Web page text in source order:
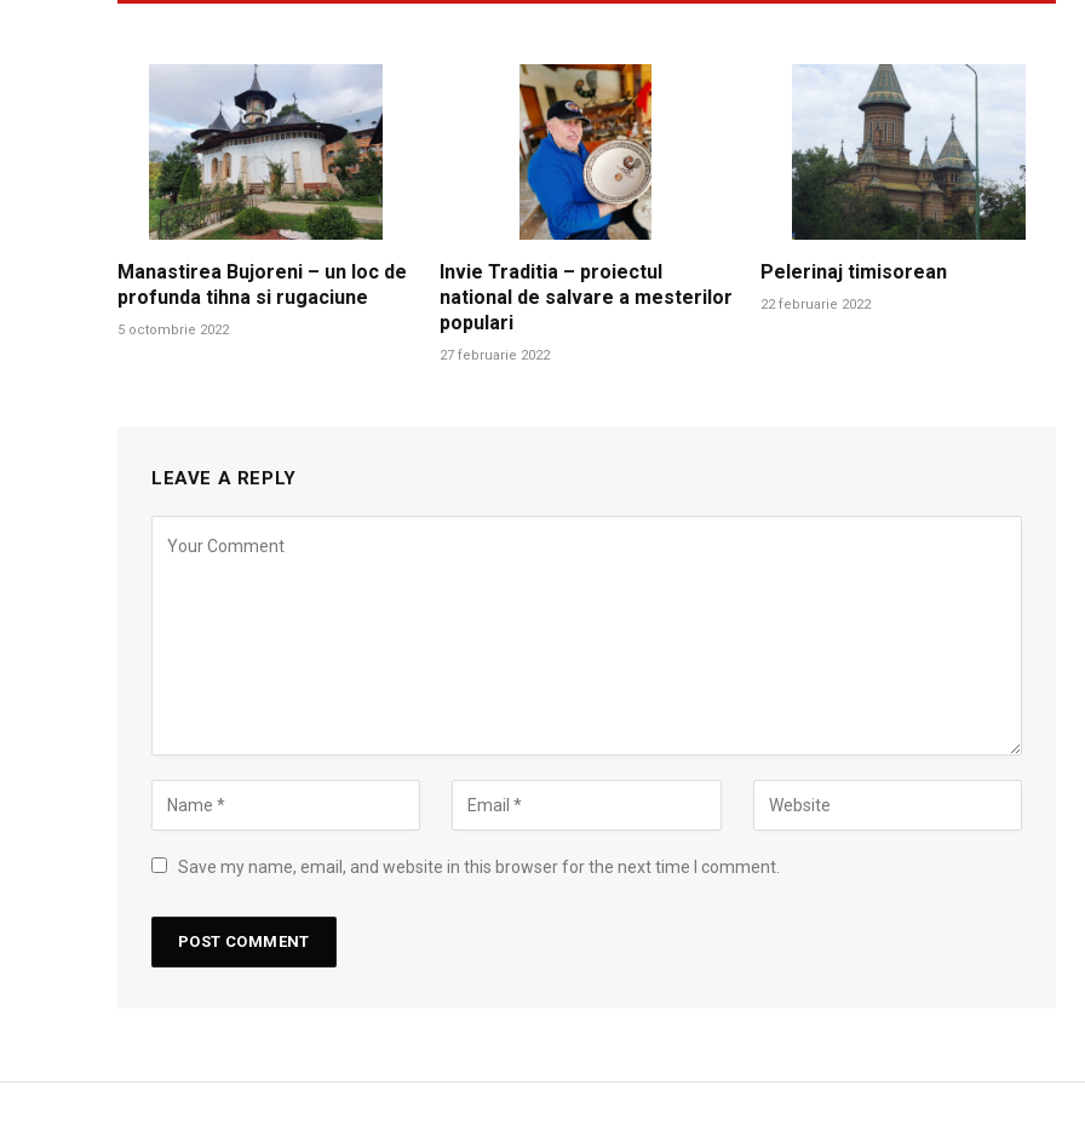
Manastirea Bujoreni – un loc de
profunda tihna si rugaciune
5 octombrie 2022
Invie Traditia – proiectul
national de salvare a mesterilor
populari
27 februarie 2022
Pelerinaj timisorean
22 februarie 2022
LEAVE A REPLY
Save my name, email, and website in this browser for the next time I comment.